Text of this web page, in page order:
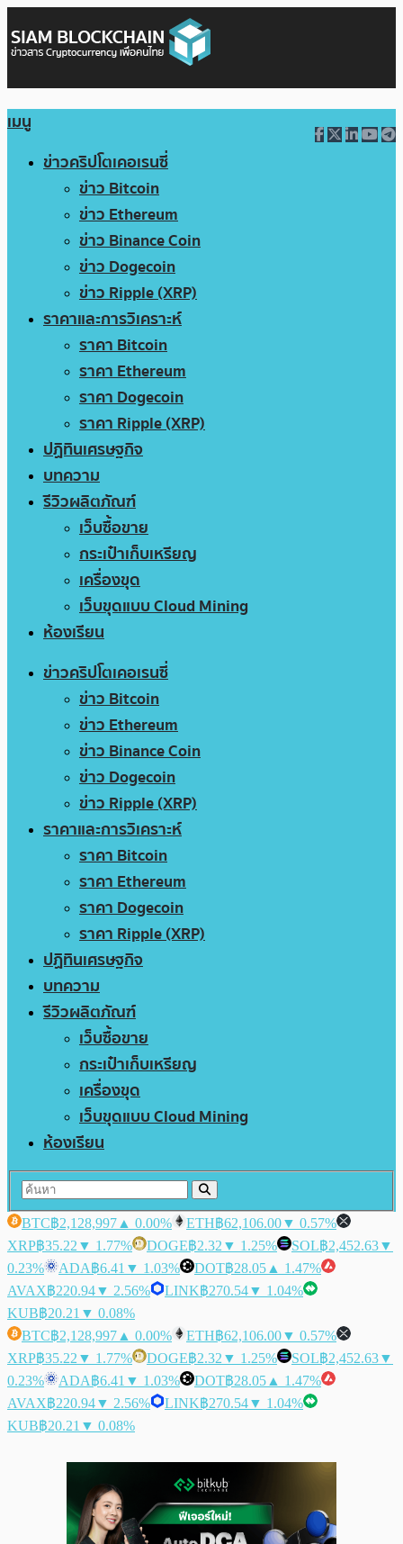
เมนู
ข่าวคริปโตเคอเรนซี่
ข่าว Bitcoin
ข่าว Ethereum
ข่าว Binance Coin
ข่าว Dogecoin
ข่าว Ripple (XRP)
ราคาและการวิเคราะห์
ราคา Bitcoin
ราคา Ethereum
ราคา Dogecoin
ราคา Ripple (XRP)
ปฏิทินเศรษฐกิจ
บทความ
รีวิวผลิตภัณฑ์
เว็บซื้อขาย
กระเป๋าเก็บเหรียญ
เครื่องขุด
เว็บขุดแบบ Cloud Mining
ห้องเรียน
ข่าวคริปโตเคอเรนซี่
ข่าว Bitcoin
ข่าว Ethereum
ข่าว Binance Coin
ข่าว Dogecoin
ข่าว Ripple (XRP)
ราคาและการวิเคราะห์
ราคา Bitcoin
ราคา Ethereum
ราคา Dogecoin
ราคา Ripple (XRP)
ปฏิทินเศรษฐกิจ
บทความ
รีวิวผลิตภัณฑ์
เว็บซื้อขาย
กระเป๋าเก็บเหรียญ
เครื่องขุด
เว็บขุดแบบ Cloud Mining
ห้องเรียน
BTC฿2,128,997 ▲ 0.00% ETH฿62,106.00▼ 0.57%
XRP฿35.22 ▼ 1.77% DOGE฿2.32 ▼ 1.25% SOL฿2,452.63▼
0.23%
ADA฿6.41 ▼ 1.03% DOT฿28.05 ▲ 1.47%
AVAX฿220.94▼ 2.56% LINK฿270.54▼ 1.04%
KUB฿20.21 ▼ 0.08%
BTC฿2,128,997 ▲ 0.00% ETH฿62,106.00▼ 0.57%
XRP฿35.22 ▼ 1.77% DOGE฿2.32 ▼ 1.25% SOL฿2,452.63▼
0.23%
ADA฿6.41 ▼ 1.03% DOT฿28.05 ▲ 1.47%
AVAX฿220.94▼ 2.56% LINK฿270.54▼ 1.04%
KUB฿20.21 ▼ 0.08%